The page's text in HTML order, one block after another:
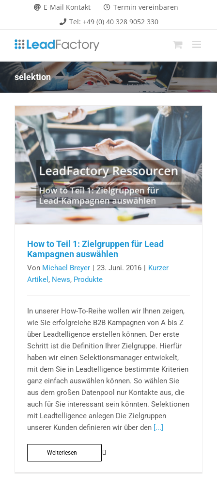
springen
E-Mail Kontakt
Termin vereinbaren
Tel: +49 (0) 40 328 9052 330
selektion
How to Teil 1: Zielgruppen für Lead
Kampagnen auswählen
Von Michael Breyer | 23. Juni. 2016 | Kurzer
Artikel , News, Produkte
In unserer How-To-Reihe wollen wir Ihnen zeigen,
wie Sie erfolgreiche B2B Kampagnen von A bis Z
über Leadtelligence erstellen können. Der erste
Schritt ist die Definition Ihrer Zielgruppe. Hierfür
haben wir einen Selektionsmanager entwickelt,
mit dem Sie in Leadtelligence bestimmte Kriterien
ganz einfach auswählen können. So wählen Sie
aus dem großen Datenpool nur Kontakte aus, die
auch für Sie interessant sein könnten. Selektionen
mit Leadtelligence anlegen Die Zielgruppen
unserer Kunden definieren wir über den [...]
Weiterlesen